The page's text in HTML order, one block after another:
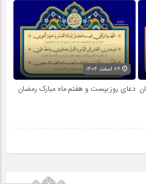
دعای روز بیست و هفتم ماه مبارک رمضان